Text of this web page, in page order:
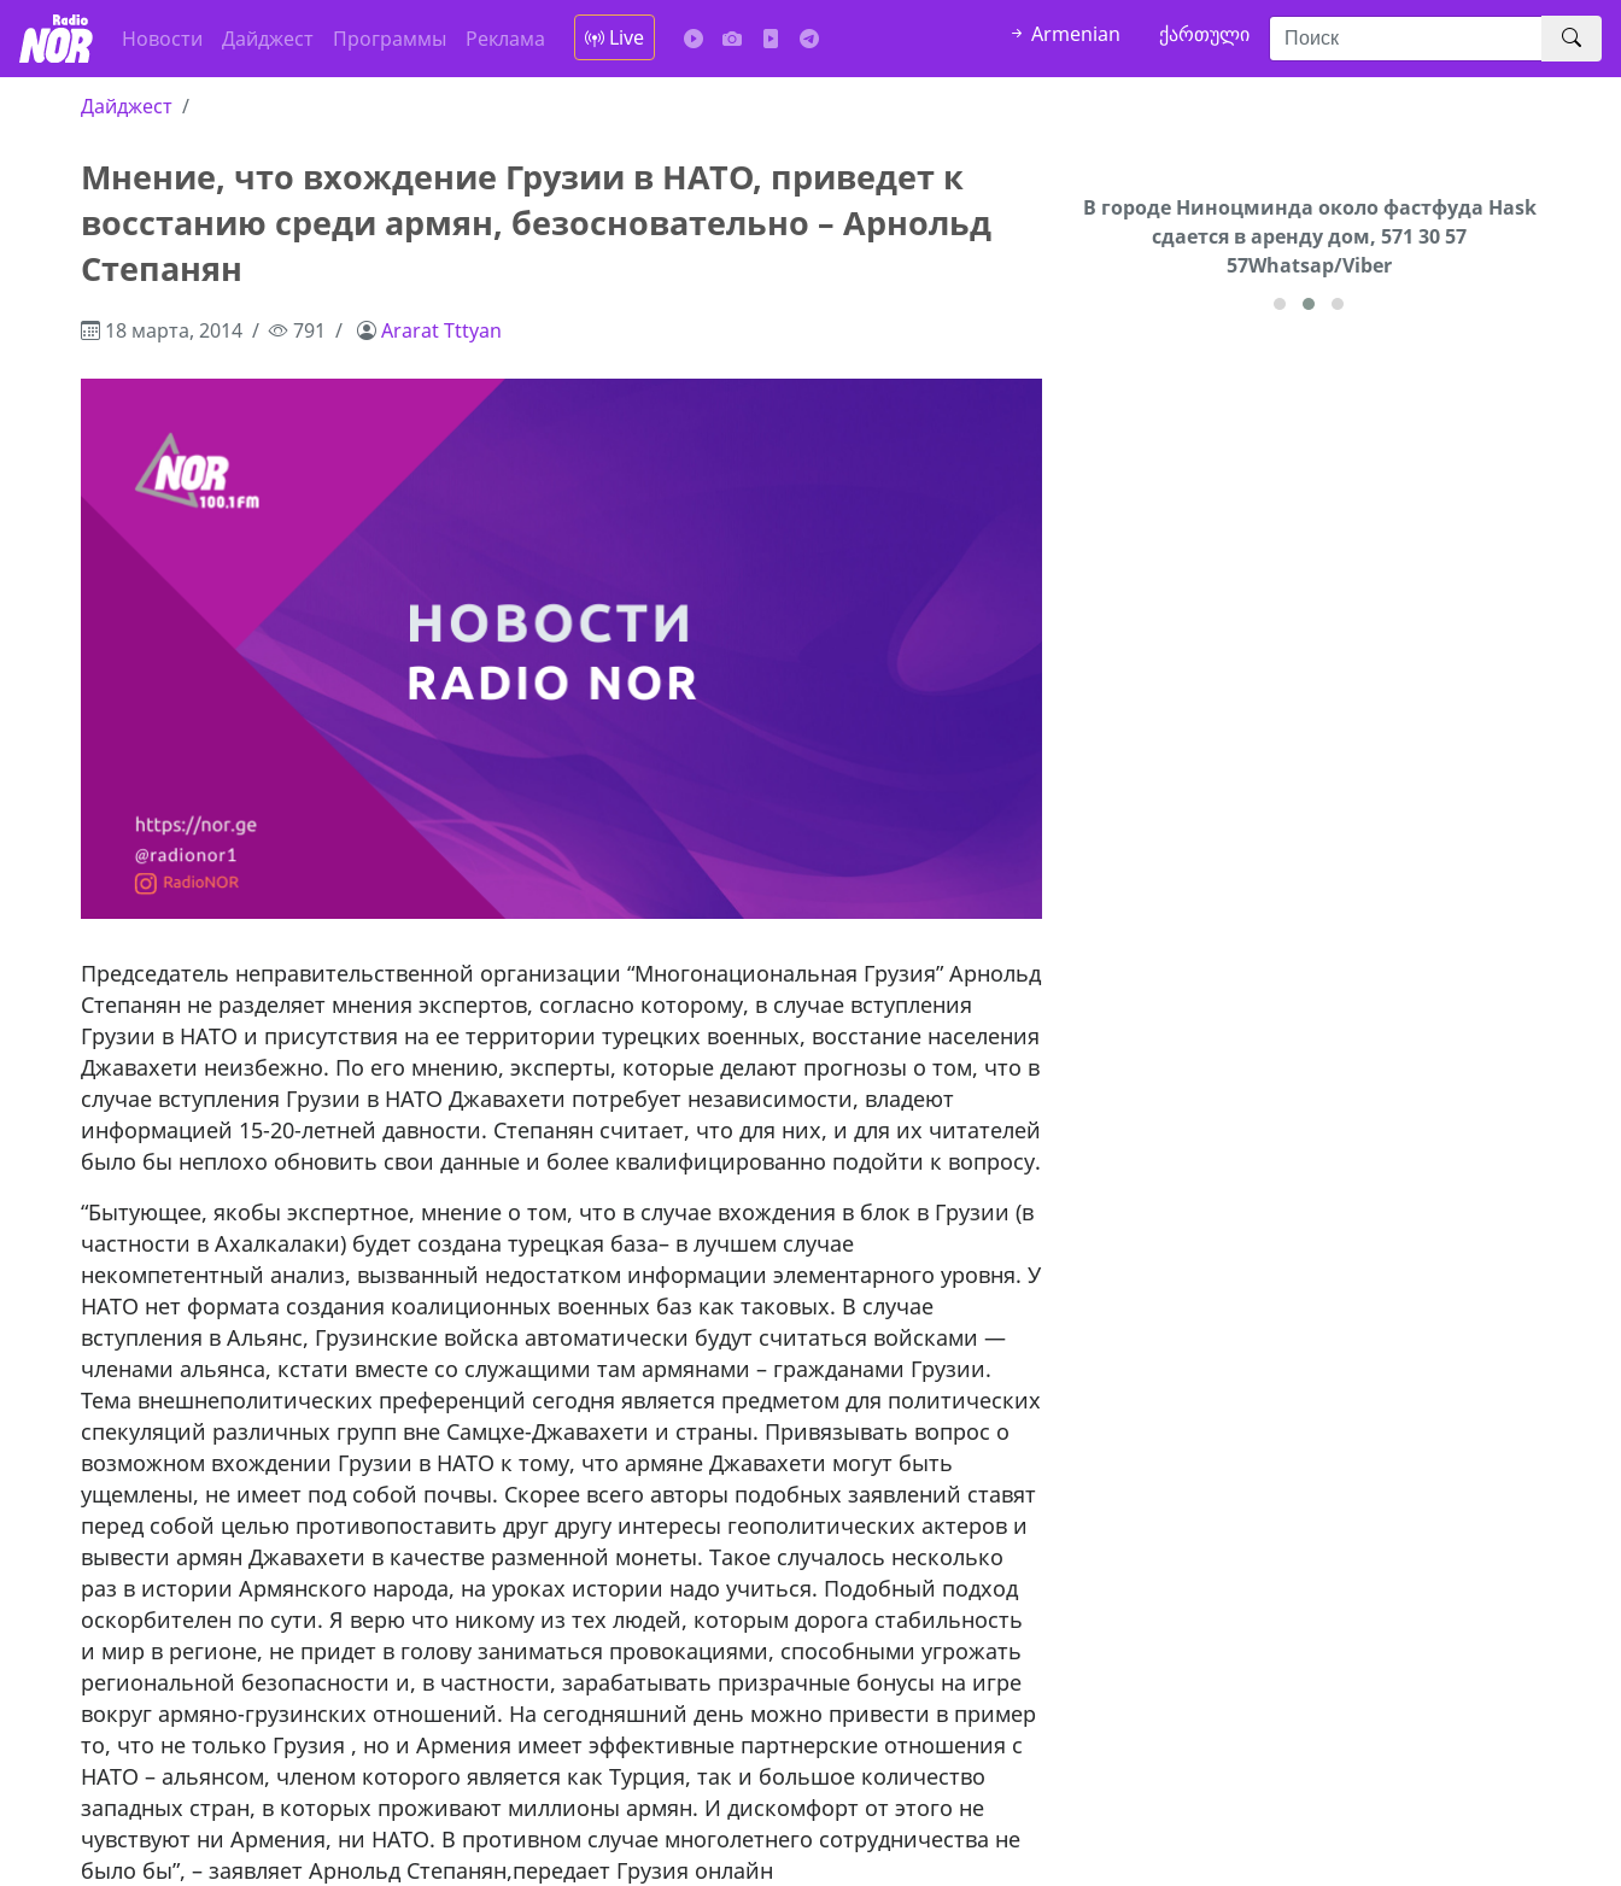
Новости Дайджест Программы Реклама Live Armenian ქართული
Дайджест
Мнение, что вхождение Грузии в НАТО, приведет к
восстанию среди армян, безосновательно – Арнольд
Степанян
18 марта, 2014 791 Ararat Tttyan
Председатель неправительственной организации “Многонациональная Грузия” Арнольд
Степанян не разделяет мнения экспертов, согласно которому, в случае вступления
Грузии в НАТО и присутствия на ее территории турецких военных, восстание населения
Джавахети неизбежно. По его мнению, эксперты, которые делают прогнозы о том, что в
случае вступления Грузии в НАТО Джавахети потребует независимости, владеют
информацией 15-20-летней давности. Степанян считает, что для них, и для их читателей
было бы неплохо обновить свои данные и более квалифицированно подойти к вопросу.
“Бытующее, якобы экспертное, мнение о том, что в случае вхождения в блок в Грузии (в
частности в Ахалкалаки) будет создана турецкая база– в лучшем случае
некомпетентный анализ, вызванный недостатком информации элементарного уровня. У
НАТО нет формата создания коалиционных военных баз как таковых. В случае
вступления в Альянс, Грузинские войска автоматически будут считаться войсками —
членами альянса, кстати вместе со служащими там армянами – гражданами Грузии.
Тема внешнеполитических преференций сегодня является предметом для политических
спекуляций различных групп вне Самцхе-Джавахети и страны. Привязывать вопрос о
возможном вхождении Грузии в НАТО к тому, что армяне Джавахети могут быть
ущемлены, не имеет под собой почвы. Скорее всего авторы подобных заявлений ставят
перед собой целью противопоставить друг другу интересы геополитических актеров и
вывести армян Джавахети в качестве разменной монеты. Такое случалось несколько
раз в истории Армянского народа, на уроках истории надо учиться. Подобный подход
оскорбителен по сути. Я верю что никому из тех людей, которым дорога стабильность
и мир в регионе, не придет в голову заниматься провокациями, способными угрожать
региональной безопасности и, в частности, зарабатывать призрачные бонусы на игре
вокруг армяно-грузинских отношений. На сегодняшний день можно привести в пример
то, что не только Грузия , но и Армения имеет эффективные партнерские отношения с
НАТО – альянсом, членом которого является как Турция, так и большое количество
западных стран, в которых проживают миллионы армян. И дискомфорт от этого не
чувствуют ни Армения, ни НАТО. В противном случае многолетнего сотрудничества не
было бы”, – заявляет Арнольд Степанян,передает Грузия онлайн
Продается соль оптом и в розницу в
мешках, 500 22 47 42
В городе Ниноцминда около фастфуда Hask
cдается в аренду дом, 571 30 57
57Whatsap/Viber
Продается машина марки Prado,571 30 57
57Whatsap/Viber